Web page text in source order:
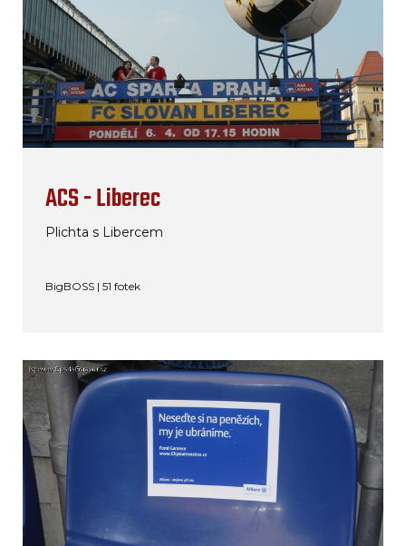
ACS - Liberec
Plichta s Libercem
BigBOSS | 51 fotek